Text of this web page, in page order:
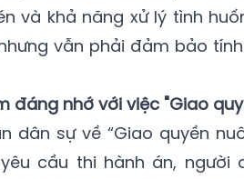
và khả năng xử lý tình
vẫn phải đảm bảo
đáng nhớ với việc "Giao
dân sự về “Giao quyền
cầu thi hành án,